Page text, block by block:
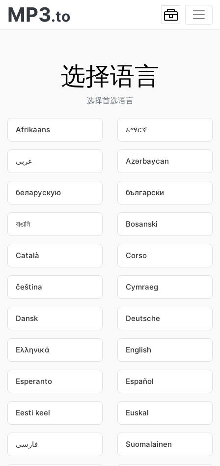
MP3.to
选择语言
选择首选语言
Afrikaans አማርኛ
عربى Azərbaycan
беларускую български
বাঙালি Bosanski
Català Corso
čeština Cymraeg
Dansk Deutsche
Ελληνικά English
Esperanto Español
Eesti keel Euskal
فارسی Suomalainen